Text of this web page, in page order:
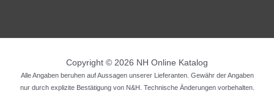
Copyright © 2026 NH Online Katalog
Alle Angaben beruhen auf Aussagen unserer Lieferanten. Gewähr der Angaben
nur durch explizite Bestätigung von N&H. Technische Änderungen vorbehalten.